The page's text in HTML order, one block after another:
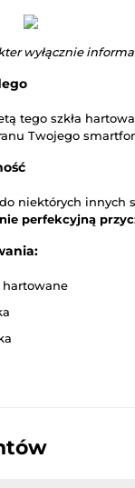
wyłącznie
tego szkła
Twojego
niektórych innych
perfekcyjną
hartowane